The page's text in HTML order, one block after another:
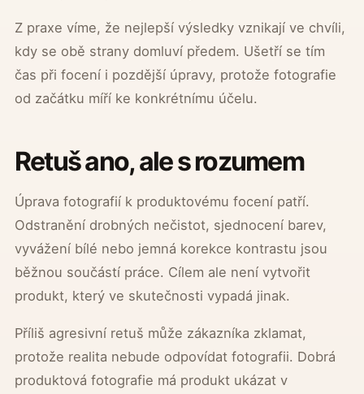
Z praxe víme, že nejlepší výsledky vznikají ve chvíli,
kdy se obě strany domluví předem. Ušetří se tím
čas při focení i pozdější úpravy, protože fotografie
od začátku míří ke konkrétnímu účelu.
Retuš ano, ale s rozumem
Úprava fotografií k produktovému focení patří.
Odstranění drobných nečistot, sjednocení barev,
vyvážení bílé nebo jemná korekce kontrastu jsou
běžnou součástí práce. Cílem ale není vytvořit
produkt, který ve skutečnosti vypadá jinak.
Příliš agresivní retuš může zákazníka zklamat,
protože realita nebude odpovídat fotografii. Dobrá
produktová fotografie má produkt ukázat v